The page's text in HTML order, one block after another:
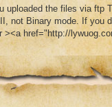
the files via ftp
not Binary mode. If you
href="http://